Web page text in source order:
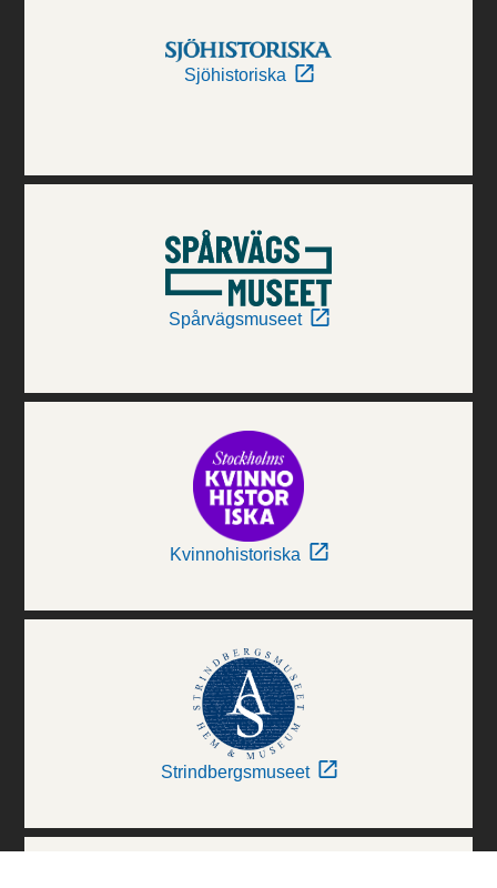
Sjöhistoriska
Spårvägsmuseet
Kvinnohistoriska
Strindbergsmuseet